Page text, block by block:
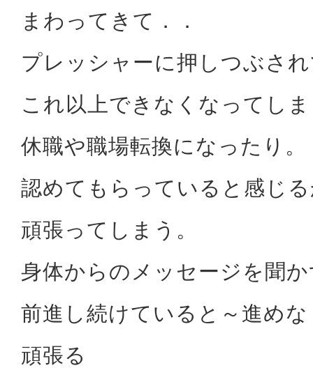
まわってきて．．
プレッシャーに押しつぶさ
これ以上できなくなってし
休職や職場転換になったり。
認めてもらっていると感じ
頑張ってしまう。
身体からのメッセージを聞
前進し続けていると～進め
頑張る